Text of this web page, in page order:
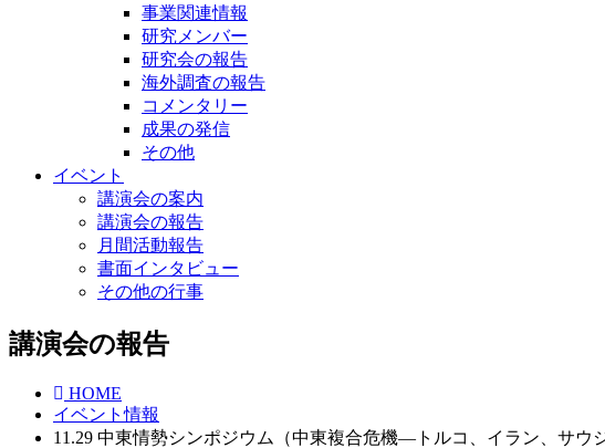
事業関連情報
研究メンバー
研究会の報告
海外調査の報告
コメンタリー
成果の発信
その他
イベント
講演会の案内
講演会の報告
月間活動報告
書面インタビュー
その他の行事
講演会の報告
HOME
イベント情報
11.29 中東情勢シンポジウム（中東複合危機―トルコ、イラン、サウ